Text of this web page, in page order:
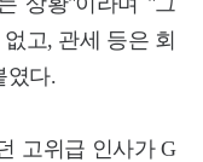
고, 관세 등은 회
였다.
고위급 인사가 G